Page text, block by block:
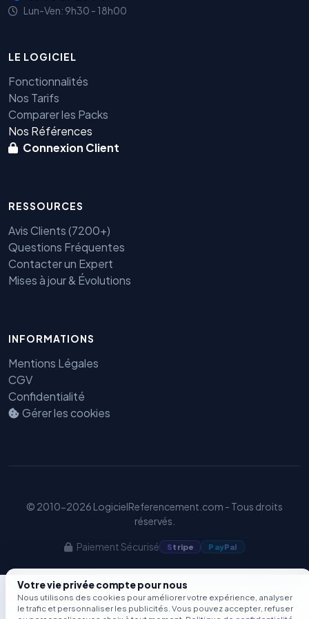
Lun-Ven: 9h30 - 18h00
LE LOGICIEL
Fonctionnalités
Nos Tarifs
Comparer les Packs
Nos Références
Connexion Client
RESSOURCES
Avis Clients (7200+)
Questions Fréquentes
Contacter un Expert
Mises à jour & Évolutions
INFORMATIONS
Mentions Légales
CGV
Confidentialité
Gérer les cookies
© 2010-2026 LogicielReferencement.com - Tous droits
réservés.
Paiement Sécurisé Stripe PayPal
Votre vie privée compte pour nous
Nous utilisons des cookies pour améliorer votre expérience, analyser
le trafic et personnaliser les publicités. Vous pouvez accepter, refuser